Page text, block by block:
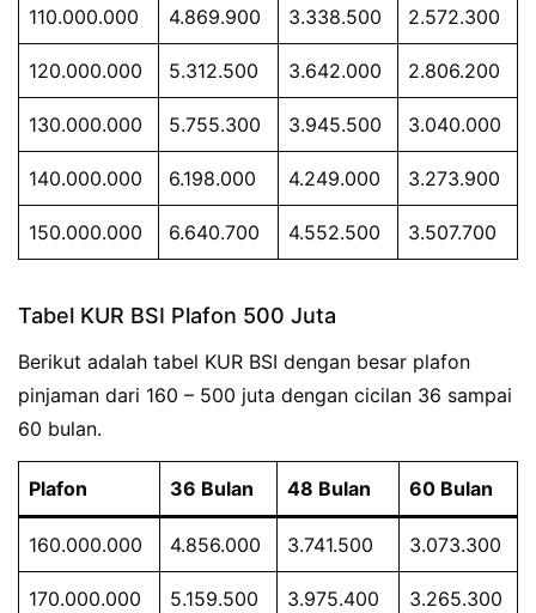
110.000.000 4.869.900 3.338.500 2.572.300
120.000.000 5.312.500 3.642.000 2.806.200
130.000.000 5.755.300 3.945.500 3.040.000
140.000.000 6.198.000 4.249.000 3.273.900
150.000.000 6.640.700 4.552.500 3.507.700
Tabel KUR BSI Plafon 500 Juta
Berikut adalah tabel KUR BSI dengan besar plafon
pinjaman dari 160 – 500 juta dengan cicilan 36 sampai
60 bulan.
Plafon 36 Bulan 48 Bulan 60 Bulan
160.000.000 4.856.000 3.741.500 3.073.300
170.000.000 5.159.500 3.975.400 3.265.300